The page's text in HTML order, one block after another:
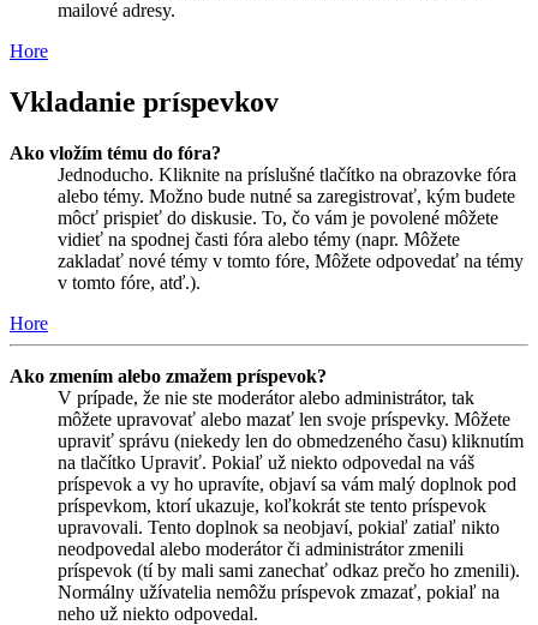
mailové adresy.
Hore
Vkladanie príspevkov
Ako vložím tému do fóra?
Jednoducho. Kliknite na príslušné tlačítko na obrazovke fóra
alebo témy. Možno bude nutné sa zaregistrovať, kým budete
môcť prispieť do diskusie. To, čo vám je povolené môžete
vidieť na spodnej časti fóra alebo témy (napr. Môžete
zakladať nové témy v tomto fóre, Môžete odpovedať na témy
v tomto fóre, atď.).
Hore
Ako zmením alebo zmažem príspevok?
V prípade, že nie ste moderátor alebo administrátor, tak
môžete upravovať alebo mazať len svoje príspevky. Môžete
upraviť správu (niekedy len do obmedzeného času) kliknutím
na tlačítko Upraviť. Pokiaľ už niekto odpovedal na váš
príspevok a vy ho upravíte, objaví sa vám malý doplnok pod
príspevkom, ktorí ukazuje, koľkokrát ste tento príspevok
upravovali. Tento doplnok sa neobjaví, pokiaľ zatiaľ nikto
neodpovedal alebo moderátor či administrátor zmenili
príspevok (tí by mali sami zanechať odkaz prečo ho zmenili).
Normálny užívatelia nemôžu príspevok zmazať, pokiaľ na
neho už niekto odpovedal.